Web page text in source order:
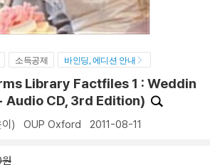
소득공제 바인딩, 에디션 안내
Library Factfiles 1 : Weddin
Audio CD, 3rd Edition)
이) OUP Oxford 2011-08-11